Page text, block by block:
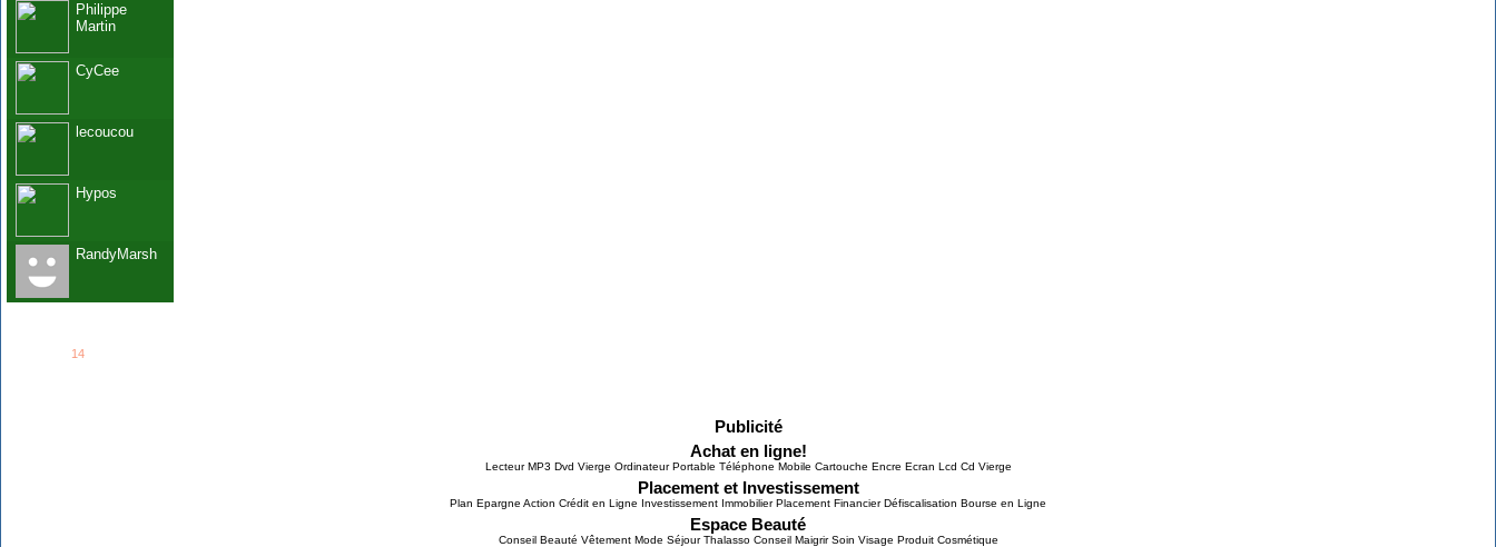
Philippe
Martin
CyCee
lecoucou
Hypos
RandyMarsh
14members...
Publicité
Achat en ligne!
Lecteur MP3 Dvd Vierge Ordinateur Portable Téléphone Mobile Cartouche Encre Ecran Lcd Cd Vierge
Placement et Investissement
Plan Epargne Action Crédit en Ligne Investissement Immobilier Placement Financier Défiscalisation Bourse en Ligne
Espace Beauté
Conseil Beauté Vêtement Mode Séjour Thalasso Conseil Maigrir Soin Visage Produit Cosmétique